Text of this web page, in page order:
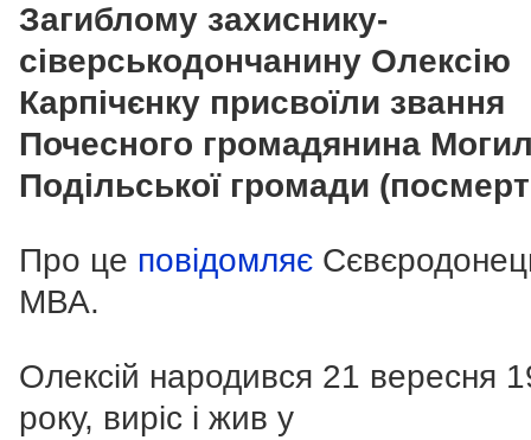
Загиблому захиснику-
сіверськодончанину Олексію
Карпічєнку присвоїли звання
Почесного громадянина
Подільської громади
Про це повідомляє
МВА.
Олексій народився 21 вересня
року, виріс і жив у